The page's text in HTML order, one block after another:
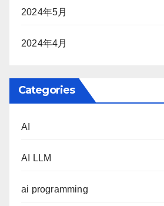
2024年5月
2024年4月
Categories
AI
AI LLM
ai programming